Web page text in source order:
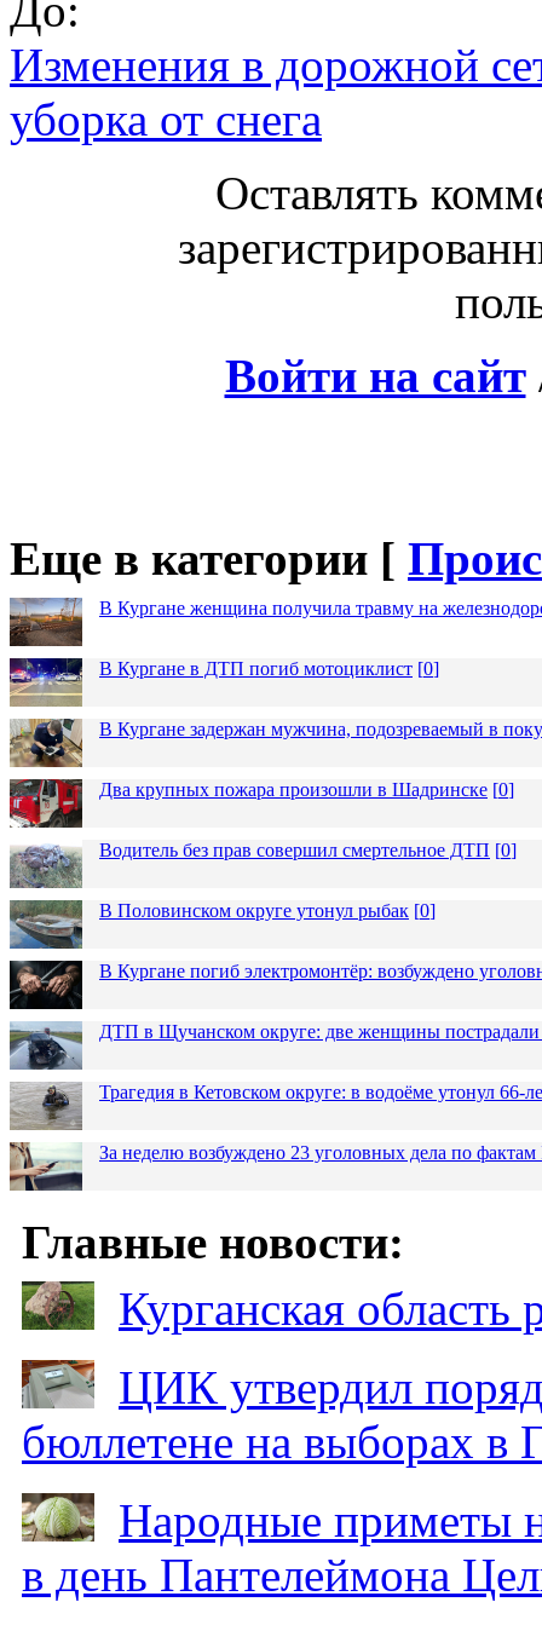
Изменения в дорожной
уборка от снега
Оставлять
Войти на сайт
Еще в категории [
В Кургане женщина получила травму на
В Кургане в ДТП погиб мотоциклист [0]
В Кургане задержан мужчина, подозреваемый в
Два крупных пожара произошли в Шадринске [0]
Водитель без прав совершил смертельное ДТП [0]
В Половинском округе утонул рыбак [0]
В Кургане погиб электромонтёр: возбуждено
ДТП в Щучанском округе: две женщины пострадали
Трагедия в Кетовском округе: в водоёме утонул 66-
За неделю возбуждено 23 уголовных дела по
Главные новости:
Курганская
ЦИК утвердил
бюллетене на выборах в
Народные приметы
в день Пантелеймона